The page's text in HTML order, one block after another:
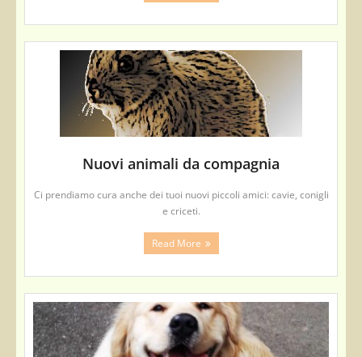
Nuovi animali da compagnia
Ci prendiamo cura anche dei tuoi nuovi piccoli amici: cavie, conigli
e criceti.
Read More